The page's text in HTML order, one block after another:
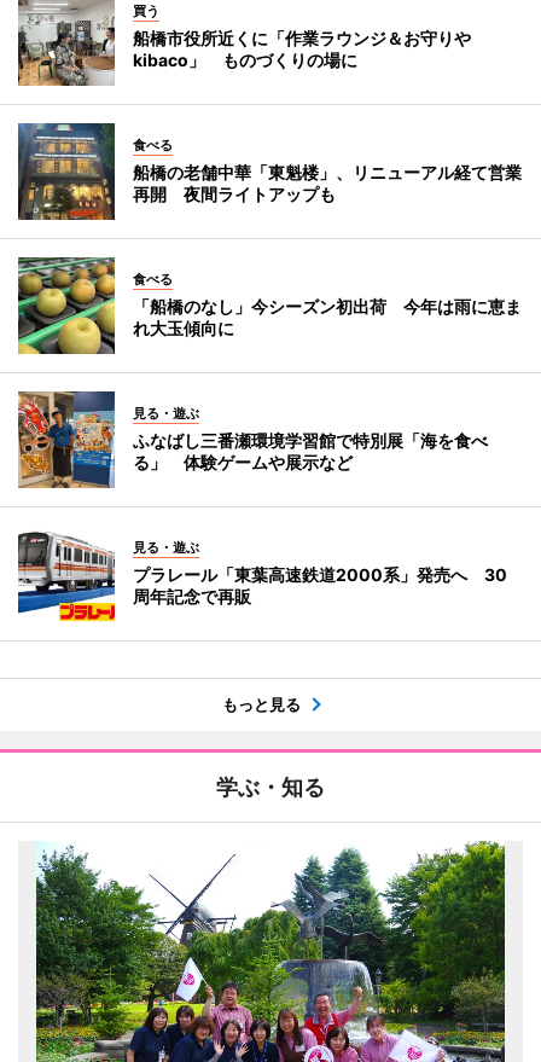
買う
船橋市役所近くに「作業ラウンジ＆お守りや
kibaco」 ものづくりの場に
食べる
船橋の老舗中華「東魁楼」、リニューアル経て営業
再開 夜間ライトアップも
食べる
「船橋のなし」今シーズン初出荷 今年は雨に恵ま
れ大玉傾向に
見る・遊ぶ
ふなばし三番瀬環境学習館で特別展「海を食べ
る」 体験ゲームや展示など
見る・遊ぶ
プラレール「東葉高速鉄道2000系」発売へ 30
周年記念で再販
もっと見る
学ぶ・知る